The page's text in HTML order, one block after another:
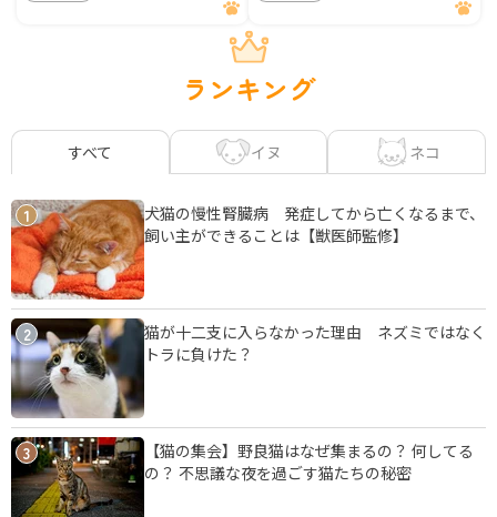
ランキング
すべて イヌ ネコ
1
犬猫の慢性腎臓病 発症してから亡くなるまで、
飼い主ができることは【獣医師監修】
2
猫が十二支に入らなかった理由 ネズミではなく
トラに負けた？
3
【猫の集会】野良猫はなぜ集まるの？ 何してる
の？ 不思議な夜を過ごす猫たちの秘密